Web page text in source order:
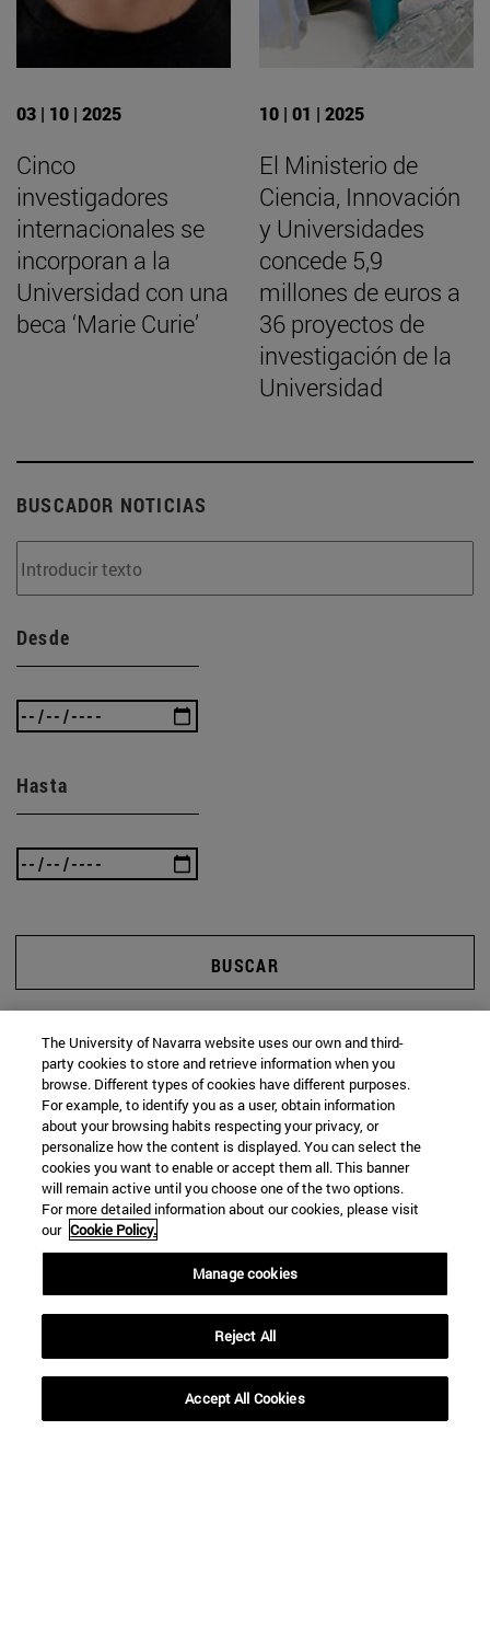
03 | 10 | 2025
Cinco
investigadores
internacionales se
incorporan a la
Universidad con una
beca ‘Marie Curie’
10 | 01 | 2025
El Ministerio de
Ciencia, Innovación
y Universidades
concede 5,9
millones de euros a
36 proyectos de
investigación de la
Universidad
BUSCADOR NOTICIAS
Desde
Hasta
BUSCAR
The University of Navarra website uses our own and third-
party cookies to store and retrieve information when you
browse. Different types of cookies have different purposes.
For example, to identify you as a user, obtain information
about your browsing habits respecting your privacy, or
personalize how the content is displayed. You can select the
cookies you want to enable or accept them all. This banner
will remain active until you choose one of the two options.
For more detailed information about our cookies, please visit
our Cookie Policy.
Manage cookies
Reject All
Accept All Cookies